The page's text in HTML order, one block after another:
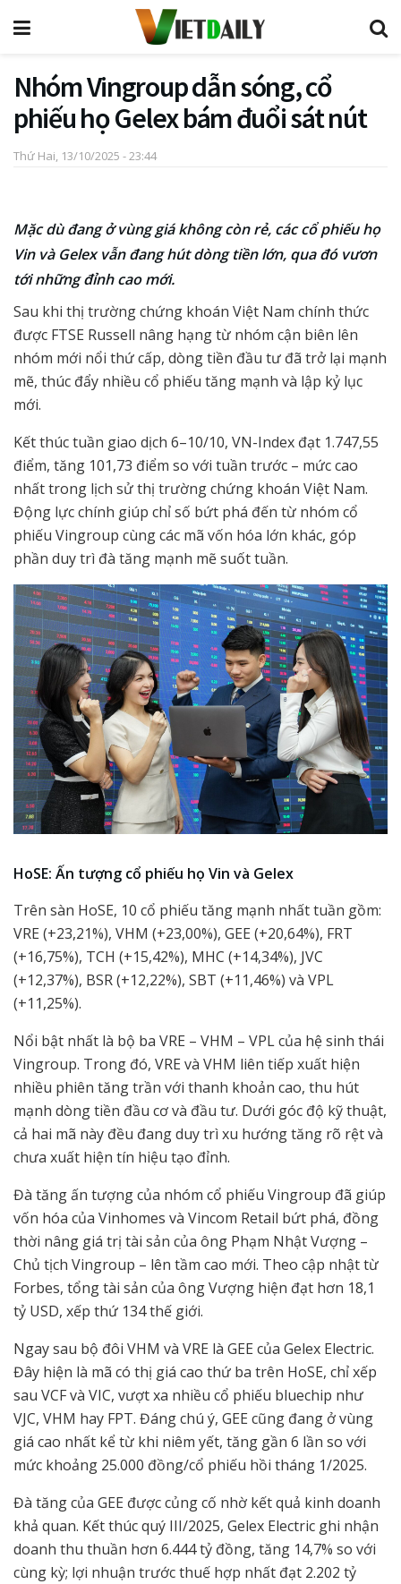
Nhóm Vingroup dẫn sóng, cổ
phiếu họ Gelex bám đuổi sát nút
Thứ Hai, 13/10/2025 - 23:44
Mặc dù đang ở vùng giá không còn rẻ, các cổ phiếu họ
Vin và Gelex vẫn đang hút dòng tiền lớn, qua đó vươn
tới những đỉnh cao mới.
Sau khi thị trường chứng khoán Việt Nam chính thức
được FTSE Russell nâng hạng từ nhóm cận biên lên
nhóm mới nổi thứ cấp, dòng tiền đầu tư đã trở lại mạnh
mẽ, thúc đẩy nhiều cổ phiếu tăng mạnh và lập kỷ lục
mới.
Kết thúc tuần giao dịch 6–10/10, VN-Index đạt 1.747,55
điểm, tăng 101,73 điểm so với tuần trước – mức cao
nhất trong lịch sử thị trường chứng khoán Việt Nam.
Động lực chính giúp chỉ số bứt phá đến từ nhóm cổ
phiếu Vingroup cùng các mã vốn hóa lớn khác, góp
phần duy trì đà tăng mạnh mẽ suốt tuần.
HoSE: Ấn tượng cổ phiếu họ Vin và Gelex
Trên sàn HoSE, 10 cổ phiếu tăng mạnh nhất tuần gồm:
VRE (+23,21%), VHM (+23,00%), GEE (+20,64%), FRT
(+16,75%), TCH (+15,42%), MHC (+14,34%), JVC
(+12,37%), BSR (+12,22%), SBT (+11,46%) và VPL
(+11,25%).
Nổi bật nhất là bộ ba VRE – VHM – VPL của hệ sinh thái
Vingroup. Trong đó, VRE và VHM liên tiếp xuất hiện
nhiều phiên tăng trần với thanh khoản cao, thu hút
mạnh dòng tiền đầu cơ và đầu tư. Dưới góc độ kỹ thuật,
cả hai mã này đều đang duy trì xu hướng tăng rõ rệt và
chưa xuất hiện tín hiệu tạo đỉnh.
Đà tăng ấn tượng của nhóm cổ phiếu Vingroup đã giúp
vốn hóa của Vinhomes và Vincom Retail bứt phá, đồng
thời nâng giá trị tài sản của ông Phạm Nhật Vượng –
Chủ tịch Vingroup – lên tầm cao mới. Theo cập nhật từ
Forbes, tổng tài sản của ông Vượng hiện đạt hơn 18,1
tỷ USD, xếp thứ 134 thế giới.
Ngay sau bộ đôi VHM và VRE là GEE của Gelex Electric.
Đây hiện là mã có thị giá cao thứ ba trên HoSE, chỉ xếp
sau VCF và VIC, vượt xa nhiều cổ phiếu bluechip như
VJC, VHM hay FPT. Đáng chú ý, GEE cũng đang ở vùng
giá cao nhất kể từ khi niêm yết, tăng gần 6 lần so với
mức khoảng 25.000 đồng/cổ phiếu hồi tháng 1/2025.
Đà tăng của GEE được củng cố nhờ kết quả kinh doanh
khả quan. Kết thúc quý III/2025, Gelex Electric ghi nhận
doanh thu thuần hơn 6.444 tỷ đồng, tăng 14,7% so với
cùng kỳ; lợi nhuận trước thuế hợp nhất đạt 2.202 tỷ